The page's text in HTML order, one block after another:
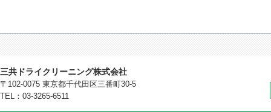
三共ドライクリーニング株式会社
〒102-0075 東京都千代田区三番町30-5
TEL：03-3265-6511